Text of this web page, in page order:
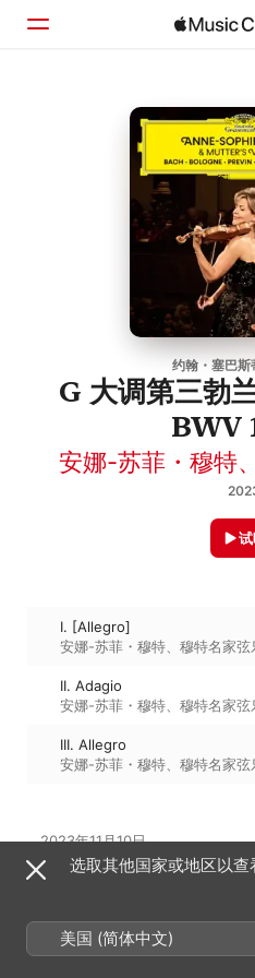
约翰・塞巴斯
G 大调第三勃
BWV
安娜-苏菲・穆特、
I. [Allegro]
安娜-苏菲・穆特
穆特名家弦
II. Adagio
安娜-苏菲・穆特
穆特名家弦
III. Allegro
安娜-苏菲・穆特
穆特名家弦
2023年11月10日
3 首曲目 · 10 分钟
℗ 2023 Deutsche
来自专辑
选取其他国家或地区以
美国 (简体中文)